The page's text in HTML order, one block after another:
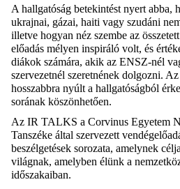
A hallgatóság betekintést nyert abba,
ukrajnai, gázai, haiti vagy szudáni
illetve hogyan néz szembe az
előadás mélyen inspiráló volt, és
diákok számára, akik az ENSZ-nél
szervezetnél szeretnének dolgozni.
hosszabbra nyúlt a hallgatóságból
sorának köszönhetően.
Az IR TALKS a Corvinus Egyetem
Tanszéke által szervezett
beszélgetések sorozata, amelynek
világnak, amelyben élünk a
időszakaiban.